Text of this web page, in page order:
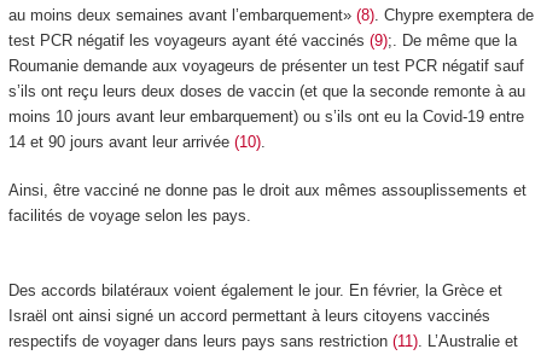
au moins deux semaines avant l’embarquement» (8). Chypre exemptera de
test PCR négatif les voyageurs ayant été vaccinés (9);. De même que la
Roumanie demande aux voyageurs de présenter un test PCR négatif sauf
s’ils ont reçu leurs deux doses de vaccin (et que la seconde remonte à au
moins 10 jours avant leur embarquement) ou s’ils ont eu la Covid-19 entre
14 et 90 jours avant leur arrivée (10).
Ainsi, être vacciné ne donne pas le droit aux mêmes assouplissements et
facilités de voyage selon les pays.
Des accords bilatéraux voient également le jour. En février, la Grèce et
Israël ont ainsi signé un accord permettant à leurs citoyens vaccinés
respectifs de voyager dans leurs pays sans restriction (11). L’Australie et